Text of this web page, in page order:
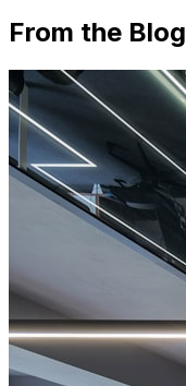
From the Blog